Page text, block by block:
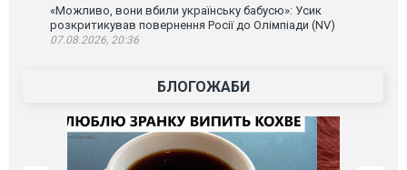
«Можливо, вони вбили українську бабусю»: Усик
розкритикував повернення Росії до Олімпіади (NV)
07.08.2026, 20:36
БЛОГОЖАБИ